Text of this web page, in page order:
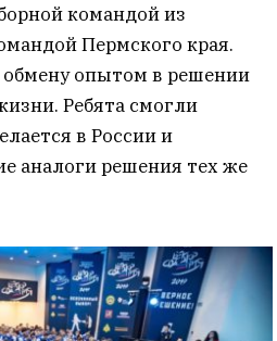
командой из
Пермского края.
обмену опытом в решении
Ребята смогли
в России и
аналоги решения тех же